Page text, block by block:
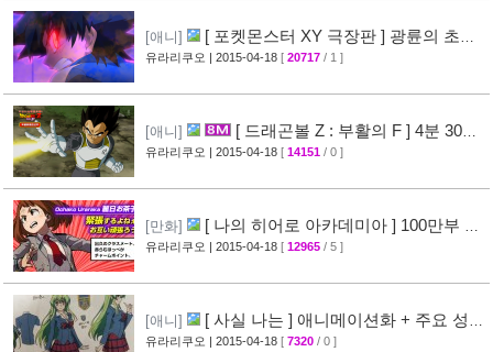
[애니]
[ 포켓몬스터 XY 극장판 ] 광륜의 초마
신 후파 PV 영상 공개 [47]
유라리쿠오 | 2015-04-18 [ 20717 / 1 ]
[애니]
[ 드래곤볼 Z : 부활의 F ] 4분 30초
스토리 영상 공개
[38]
유라리쿠오 | 2015-04-18 [ 14151 / 0 ]
[만화]
[ 나의 히어로 아카데미아 ] 100만부 돌
파 & 특설페이지 오픈 [44]
유라리쿠오 | 2015-04-18 [ 12965 / 5 ]
[애니]
[ 사실 나는 ] 애니메이션화 + 주요 성우
진 명단 공개 [32]
유라리쿠오 | 2015-04-18 [ 7320 / 0 ]